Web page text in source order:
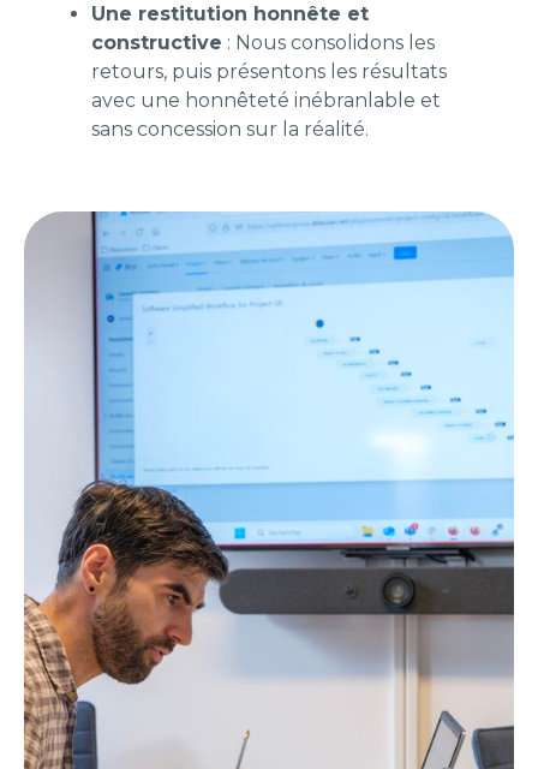
Une restitution honnête et
constructive : Nous consolidons les
retours, puis présentons les résultats
avec une honnêteté inébranlable et
sans concession sur la réalité.